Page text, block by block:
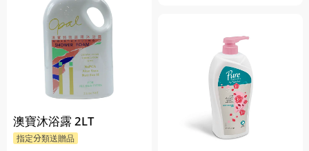
澳寶沐浴露 2LT
指定分類送贈品